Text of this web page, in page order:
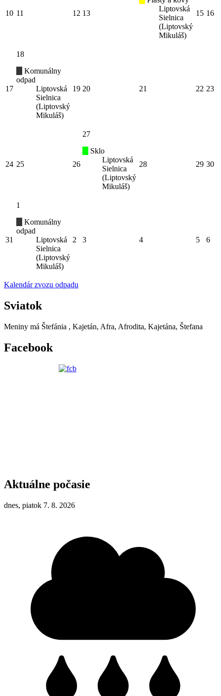
10 11 12 13
Liptovská
Sielnica
(Liptovský
Mikuláš)
15 16
17
18
Komunálny
odpad
Liptovská
Sielnica
(Liptovský
Mikuláš)
19 20 21 22 23
24 25 26
27
Sklo
Liptovská
Sielnica
(Liptovský
Mikuláš)
28 29 30
31
1
Komunálny
odpad
Liptovská
Sielnica
(Liptovský
Mikuláš)
2 3 4 5 6
Kalendár zvozu odpadu
Sviatok
Meniny má Štefánia , Kajetán, Afra, Afrodita, Kajetána, Štefana
Facebook
Aktuálne počasie
dnes, piatok 7. 8. 2026